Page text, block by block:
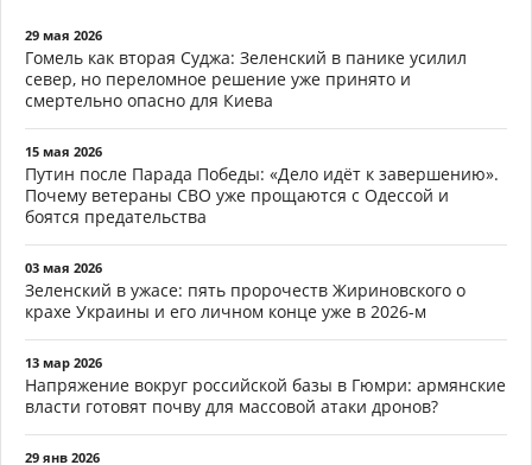
29 мая 2026
Гомель как вторая Суджа: Зеленский в панике усилил
север, но переломное решение уже принято и
смертельно опасно для Киева
15 мая 2026
Путин после Парада Победы: «Дело идёт к завершению».
Почему ветераны СВО уже прощаются с Одессой и
боятся предательства
03 мая 2026
Зеленский в ужасе: пять пророчеств Жириновского о
крахе Украины и его личном конце уже в 2026-м
13 мар 2026
Напряжение вокруг российской базы в Гюмри: армянские
власти готовят почву для массовой атаки дронов?
29 янв 2026